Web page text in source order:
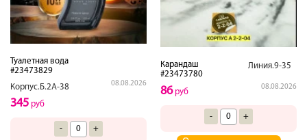
Туалетная вода
#23473829
Корпус.Б.2А-38
08.08.2026
345 руб
- +
Карандаш
#23473780
Линия.9-35
08.08.2026
86руб
- +